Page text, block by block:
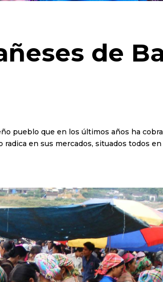
de
pueblo que en los últimos años ha
en sus mercados, situados todos